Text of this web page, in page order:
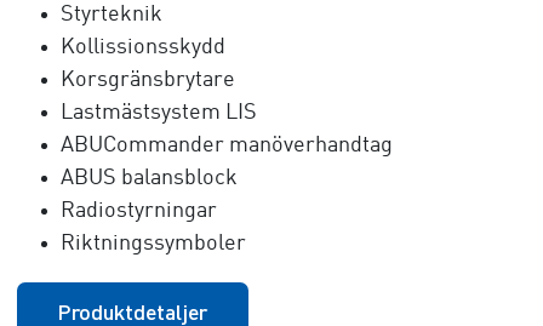
Styrteknik
Kollissionsskydd
Korsgränsbrytare
Lastmästsystem LIS
ABUCommander manöverhandtag
ABUS balansblock
Radiostyrningar
Riktningssymboler
Produktdetaljer